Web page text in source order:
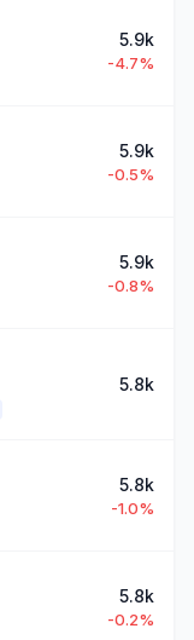
5.9k
-4.7%
5.9k
-0.5%
5.9k
-0.8%
5.8k
5.8k
-1.0%
5.8k
-0.2%